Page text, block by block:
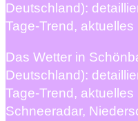
Deutschland):
Tage-Trend,
Das Wetter in
Deutschland):
Tage-Trend,
Schneeradar,